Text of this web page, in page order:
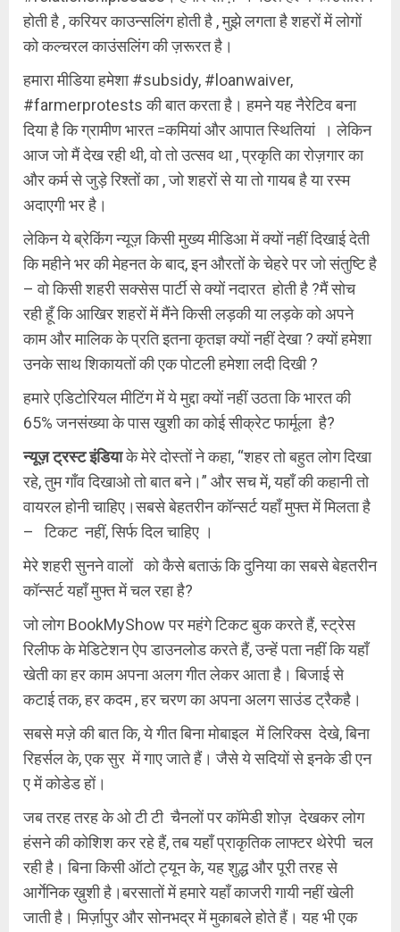
होती है , करियर काउन्सलिंग होती है , मुझे लगता है शहरों में लोगों
को कल्चरल काउंसलिंग की ज़रूरत है।
हमारा मीडिया हमेशा #subsidy, #loanwaiver,
#farmerprotests की बात करता है। हमने यह नैरेटिव बना
दिया है कि ग्रामीण भारत =कमियां और आपात स्थितियां । लेकिन
आज जो मैं देख रही थी, वो तो उत्सव था , प्रकृति का रोज़गार का
और कर्म से जुड़े रिश्तों का , जो शहरों से या तो गायब है या रस्म
अदाएगी भर है।
लेकिन ये ब्रेकिंग न्यूज़ किसी मुख्य मीडिआ में क्यों नहीं दिखाई देती
कि महीने भर की मेहनत के बाद, इन औरतों के चेहरे पर जो संतुष्टि है
– वो किसी शहरी सक्सेस पार्टी से क्यों नदारत होती है ?मैं सोच
रही हूँ कि आखिर शहरों में मैंने किसी लड़की या लड़के को अपने
काम और मालिक के प्रति इतना कृतज्ञ क्यों नहीं देखा ? क्यों हमेशा
उनके साथ शिकायतों की एक पोटली हमेशा लदी दिखी ?
हमारे एडिटोरियल मीटिंग में ये मुद्दा क्यों नहीं उठता कि भारत की
65% जनसंख्या के पास खुशी का कोई सीक्रेट फार्मूला है?
न्यूज़ ट्रस्ट इंडियाके मेरे दोस्तों ने कहा, “शहर तो बहुत लोग दिखा
रहे, तुम गाँव दिखाओ तो बात बने।” और सच में, यहाँ की कहानी तो
वायरल होनी चाहिए।सबसे बेहतरीन कॉन्सर्ट यहाँ मुफ्त में मिलता है
– टिकट नहीं, सिर्फ दिल चाहिए ।
मेरे शहरी सुनने वालों को कैसे बताऊं कि दुनिया का सबसे बेहतरीन
कॉन्सर्ट यहाँ मुफ्त में चल रहा है?
जो लोग BookMyShow पर महंगे टिकट बुक करते हैं, स्ट्रेस
रिलीफ के मेडिटेशन ऐप डाउनलोड करते हैं, उन्हें पता नहीं कि यहाँ
खेती का हर काम अपना अलग गीत लेकर आता है। बिजाई से
कटाई तक, हर कदम , हर चरण का अपना अलग साउंड ट्रैकहै।
सबसे मज़े की बात कि, ये गीत बिना मोबाइल में लिरिक्स देखे, बिना
रिहर्सल के, एक सुर में गाए जाते हैं। जैसे ये सदियों से इनके डी एन
ए में कोडेड हों।
जब तरह तरह के ओ टी टी चैनलों पर कॉमेडी शोज़ देखकर लोग
हंसने की कोशिश कर रहे हैं, तब यहाँ प्राकृतिक लाफ्टर थेरेपी चल
रही है। बिना किसी ऑटो ट्यून के, यह शुद्ध और पूरी तरह से
आर्गेनिक ख़ुशी है।बरसातों में हमारे यहाँ काजरी गायी नहीं खेली
जाती है। मिर्ज़ापुर और सोनभद्र में मुकाबले होते हैं। यह भी एक